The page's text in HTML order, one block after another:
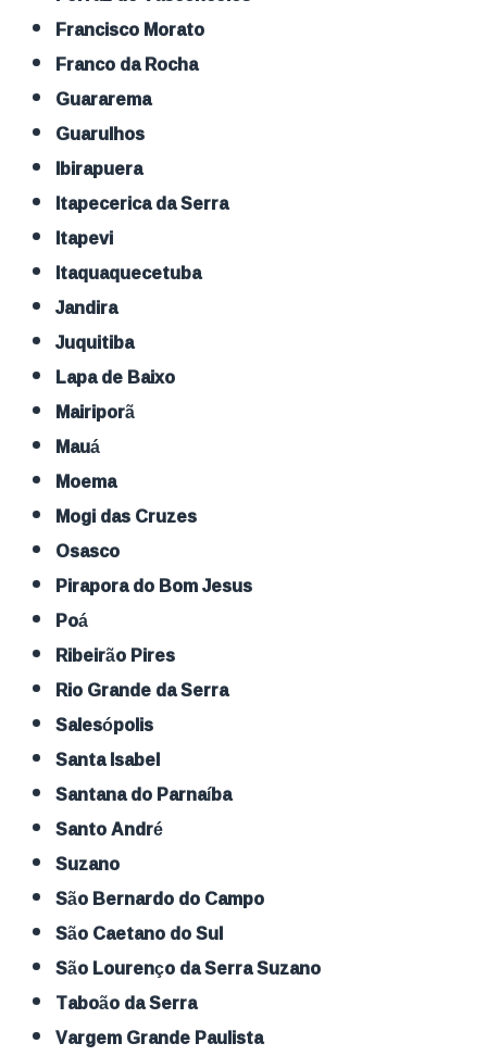
Francisco Morato
Franco da Rocha
Guararema
Guarulhos
Ibirapuera
Itapecerica da Serra
Itapevi
Itaquaquecetuba
Jandira
Juquitiba
Lapa de Baixo
Mairiporã
Mauá
Moema
Mogi das Cruzes
Osasco
Pirapora do Bom Jesus
Poá
Ribeirão Pires
Rio Grande da Serra
Salesópolis
Santa Isabel
Santana do Parnaíba
Santo André
Suzano
São Bernardo do Campo
São Caetano do Sul
São Lourenço da Serra Suzano
Taboão da Serra
Vargem Grande Paulista